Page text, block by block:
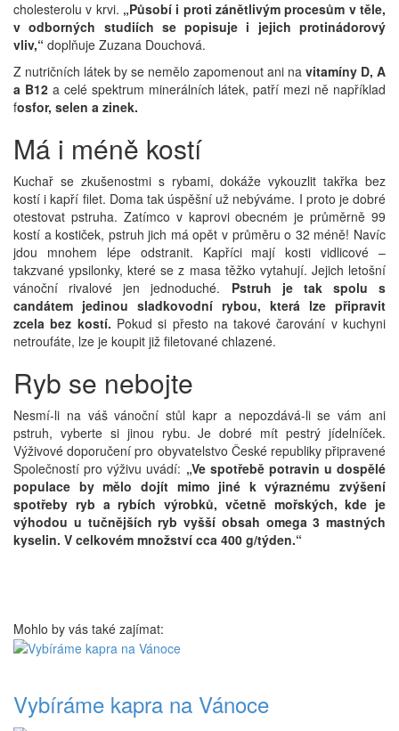
cholesterolu v krvi. „Působí i proti zánětlivým procesům v těle,
v odborných studiích se popisuje i jejich protinádorový
vliv,“ doplňuje Zuzana Douchová.
Z nutričních látek by se nemělo zapomenout ani na vitamíny D, A
a B12a celé spektrum minerálních látek, patří mezi ně například
fosfor, selen a zinek.
Má i méně kostí
Kuchař se zkušenostmi s rybami, dokáže vykouzlit takřka bez
kostí i kapří filet. Doma tak úspěšní už nebýváme. I proto je dobré
otestovat pstruha. Zatímco v kaprovi obecném je průměrně 99
kostí a kostiček, pstruh jich má opět v průměru o 32 méně! Navíc
jdou mnohem lépe odstranit. Kapříci mají kosti vidlicové –
takzvané ypsilonky, které se z masa těžko vytahují. Jejich letošní
vánoční rivalové jen jednoduché. Pstruh je tak spolu s
candátem jedinou sladkovodní rybou, která lze připravit
zcela bez kostí. Pokud si přesto na takové čarování v kuchyni
netroufáte, lze je koupit již filetované chlazené.
Ryb se nebojte
Nesmí-li na váš vánoční stůl kapr a nepozdává-li se vám ani
pstruh, vyberte si jinou rybu. Je dobré mít pestrý jídelníček.
Výživové doporučení pro obyvatelstvo České republiky připravené
Společností pro výživu uvádí: „Ve spotřebě potravin u dospělé
populace by mělo dojít mimo jiné k výraznému zvýšení
spotřeby ryb a rybích výrobků, včetně mořských, kde je
výhodou u tučnějších ryb vyšší obsah omega 3 mastných
kyselin. V celkovém množství cca 400 g/týden.“
Mohlo by vás také zajímat:
Vybíráme kapra na Vánoce